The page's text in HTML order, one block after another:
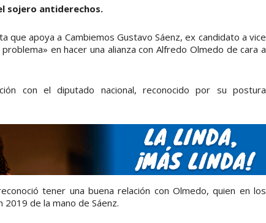
sojero antiderechos.
que apoya a Cambiemos Gustavo Sáenz, ex candidato a vice
en hacer una alianza con Alfredo Olmedo de cara a
con el diputado nacional, reconocido por su postura
tener una buena relación con Olmedo, quien en los
de la mano de Sáenz.